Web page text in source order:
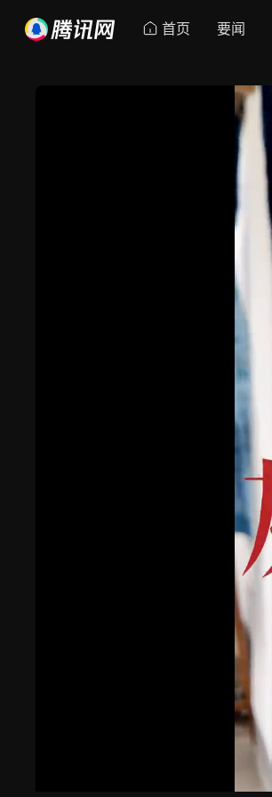
首页 要闻